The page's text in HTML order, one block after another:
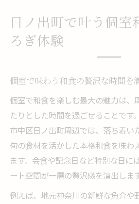
神奈川県横浜市中区で個
ツ
和食を静かに味わう個室利用の
個室ならではの和食の静け
感
和食を個室で堪能する特
個室利用が和食の味わい
静かな個室が和食の美味
個室和食で叶うリラック
接待や会食に最適な個室の選び
接待向きの個室和食店を
日ノ出町で叶う個室
ろぎ体験
個室で味わう和食の贅沢な時間を
個室で和食を楽しむ最大の魅力は、
たりとした時間を過ごせることです
市中区日ノ出町周辺では、落ち着い
旬の食材を活かした本格和食を味わ
ます。会食や記念日など特別な日に
ート空間が一層の贅沢感を演出します
例えば、地元神奈川の新鮮な魚介や